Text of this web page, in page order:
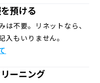
預ける
は不要。リネットなら、
入もいりません。
ーニング